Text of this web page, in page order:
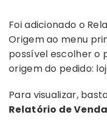
Foi adicionado o
Origem ao menu
possível escolher o
origem do pedido:
Para visualizar,
Relatório de